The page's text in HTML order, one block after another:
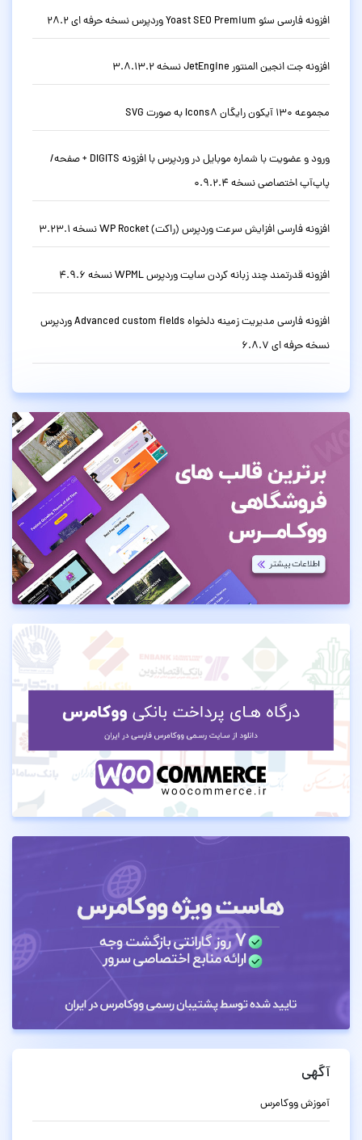
افزونه فارسی سئو Yoast SEO Premium وردپرس نسخه حرفه ای 28.2
افزونه جت انجین المنتور JetEngine نسخه 3.8.13.2
مجموعه 130 آیکون رایگان Icons8 به صورت SVG
ورود و عضویت با شماره موبایل در وردپرس با افزونه DIGITS + صفحه/
پاپ‌آپ اختصاصی نسخه 0.9.2.4
افزونه فارسی افزایش سرعت وردپرس (راکت) WP Rocket نسخه 3.23.1
افزونه قدرتمند چند زبانه کردن سایت وردپرس WPML نسخه 4.9.6
افزونه فارسی مدیریت زمینه دلخواه Advanced custom fields وردپرس
نسخه حرفه ای 6.8.7
آگهی
آموزش ووکامرس